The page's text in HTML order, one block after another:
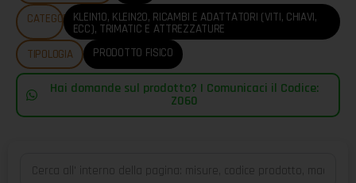
CATEGORIEKLEIN10, KLEIN20, RICAMBI E ADATTATORI (VITI, CHIAVI,
ECC), TRIMATIC E ATTREZZATURE
TIPOLOGIA
PRODOTTO FISICO
Hai domande sul prodotto? | Comunicaci il Codice:
Z060